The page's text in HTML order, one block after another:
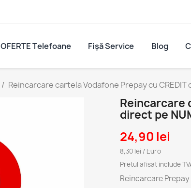
OFERTE Telefoane Fișă Service Blog
Reincarcare cartela Vodafone Prepay cu
Reincarcare
direct pe
24,90 lei
8,30 lei / Euro
Pretul afisat include
Reincarcare Prepay